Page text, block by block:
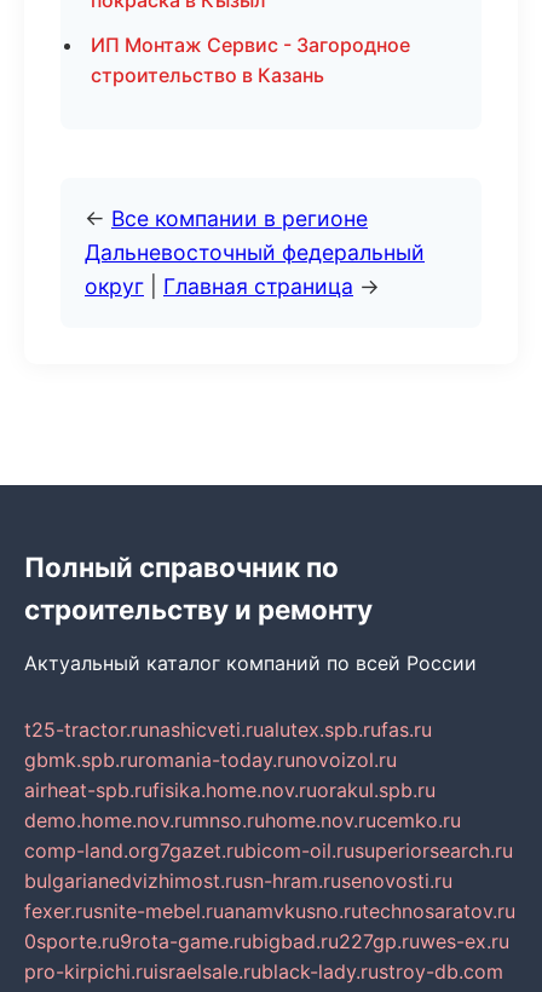
ИП Монтаж Сервис - Загородное
строительство в Казань
← Все компании в регионе
Дальневосточный федеральный
округ
Главная страница →
Полный справочник по
строительству и ремонту
Актуальный каталог компаний по всей России
t25-tractor.runashicveti.rualutex.spb.rufas.ru
gbmk.spb.ruromania-today.runovoizol.ru
airheat-spb.rufisika.home.nov.ruorakul.spb.ru
demo.home.nov.rumnso.ruhome.nov.rucemko.ru
comp-land.org7gazet.rubicom-oil.rusuperiorsearch.ru
bulgarianedvizhimost.rusn-hram.rusenovosti.ru
fexer.rusnite-mebel.ruanamvkusno.rutechnosaratov.ru
0sporte.ru9rota-game.rubigbad.ru227gp.ruwes-ex.ru
pro-kirpichi.ruisraelsale.rublack-lady.rustroy-db.com